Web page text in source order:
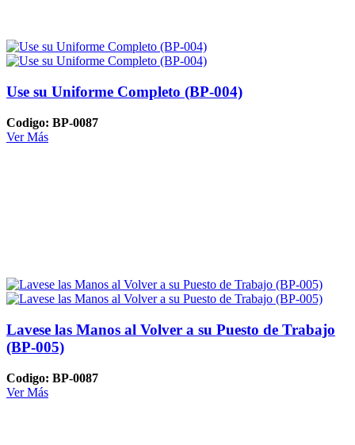
Use su Uniforme Completo (BP-004)
Codigo: BP-0087
Ver Más
Lavese las Manos al Volver a su Puesto de Trabajo
(BP-005)
Codigo: BP-0087
Ver Más